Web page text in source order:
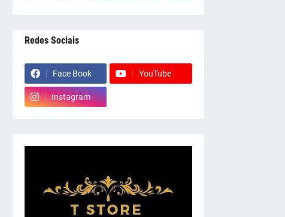
Redes Sociais
Face Book YouTube
Instagram